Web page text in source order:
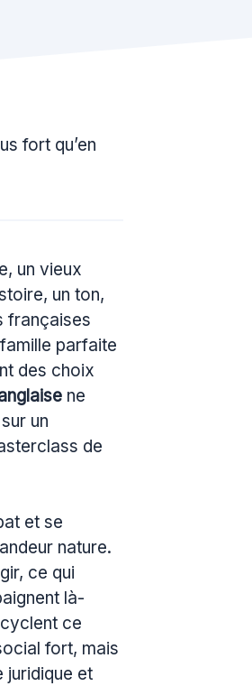
fort qu’en
un vieux
un ton,
françaises
parfaite
des choix
ne
un
de
et se
nature.
ce qui
là-
ce
fort, mais
juridique et